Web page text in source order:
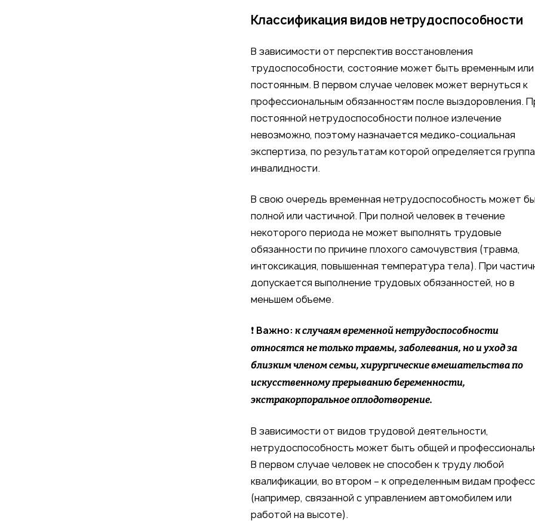
Классификация видов нетрудоспособности
В зависимости от перспектив восстановления
трудоспособности, состояние может быть временным или
постоянным. В первом случае человек может вернуться к
профессиональным обязанностям после выздоровления.
постоянной нетрудоспособности полное излечение
невозможно, поэтому назначается медико-социальная
экспертиза, по результатам которой определяется группа
инвалидности.
В свою очередь временная нетрудоспособность может
полной или частичной. При полной человек в течение
некоторого периода не может выполнять трудовые
обязанности по причине плохого самочувствия (травма,
интоксикация, повышенная температура тела). При
допускается выполнение трудовых обязанностей, но в
меньшем объеме.
❗ Важно: к случаям временной нетрудоспособности
относятся не только травмы, заболевания, но и уход за
близким членом семьи, хирургические вмешательства по
искусственному прерыванию беременности,
экстракорпоральное оплодотворение.
В зависимости от видов трудовой деятельности,
нетрудоспособность может быть общей и
В первом случае человек не способен к труду любой
квалификации, во втором – к определенным видам
(например, связанной с управлением автомобилем или
работой на высоте).